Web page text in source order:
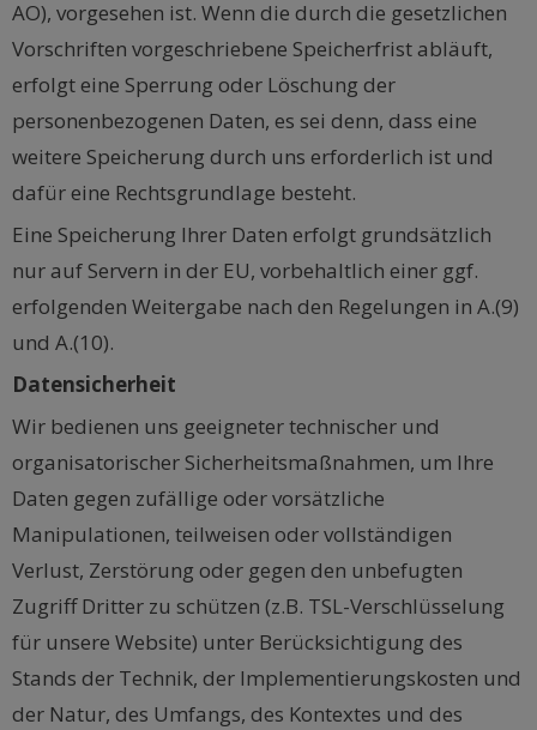
AO), vorgesehen ist. Wenn die durch die gesetzlichen
Vorschriften vorgeschriebene Speicherfrist abläuft,
erfolgt eine Sperrung oder Löschung der
personenbezogenen Daten, es sei denn, dass eine
weitere Speicherung durch uns erforderlich ist und
dafür eine Rechtsgrundlage besteht.
Eine Speicherung Ihrer Daten erfolgt grundsätzlich
nur auf Servern in der EU, vorbehaltlich einer ggf.
erfolgenden Weitergabe nach den Regelungen in A.(9)
und A.(10).
Datensicherheit
Wir bedienen uns geeigneter technischer und
organisatorischer Sicherheitsmaßnahmen, um Ihre
Daten gegen zufällige oder vorsätzliche
Manipulationen, teilweisen oder vollständigen
Verlust, Zerstörung oder gegen den unbefugten
Zugriff Dritter zu schützen (z.B. TSL-Verschlüsselung
für unsere Website) unter Berücksichtigung des
Stands der Technik, der Implementierungskosten und
der Natur, des Umfangs, des Kontextes und des